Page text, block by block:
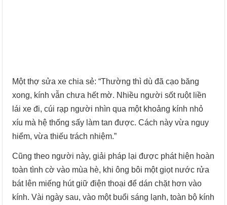
Một thợ sửa xe chia sẻ: “Thường thì dù đã cạo băng
xong, kính vẫn chưa hết mờ. Nhiều người sốt ruột liền
lái xe đi, cúi rạp người nhìn qua một khoảng kính nhỏ
xíu mà hệ thống sấy làm tan được. Cách này vừa nguy
hiểm, vừa thiếu trách nhiệm.”
Cũng theo người này, giải pháp lại được phát hiện hoàn
toàn tình cờ vào mùa hè, khi ông bôi một giọt nước rửa
bát lên miếng hút giữ điện thoại để dán chặt hơn vào
kính. Vài ngày sau, vào một buổi sáng lạnh, toàn bộ kính